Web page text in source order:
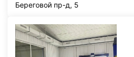
Береговой пр-д, 5